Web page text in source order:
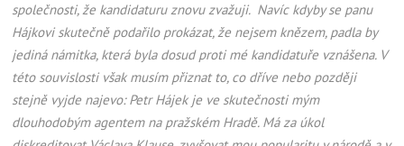
společnosti, že kandidaturu znovu zvažuji. Navíc kdyby se panu
Hájkovi skutečně podařilo prokázat, že nejsem knězem, padla by
jediná námitka, která byla dosud proti mé kandidatuře vznášena. V
této souvislosti však musím přiznat to, co dříve nebo později
stejně vyjde najevo: Petr Hájek je ve skutečnosti mým
dlouhodobým agentem na pražském Hradě. Má za úkol